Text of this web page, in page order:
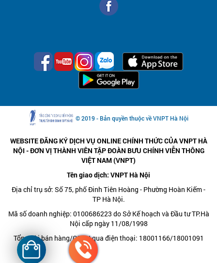
© 2019 - Bản quyền thuộc về VNPT Hà Nội
WEBSITE ĐĂNG KÝ DỊCH VỤ ONLINE CHÍNH THỨC CỦA VNPT HÀ
NỘI - ĐƠN VỊ THÀNH VIÊN TẬP ĐOÀN BƯU CHÍNH VIỄN THÔNG
VIỆT NAM (VNPT)
Tên giao dịch: VNPT Hà Nội
Địa chỉ trụ sở: Số 75, phố Đinh Tiên Hoàng - Phường Hoàn Kiếm -
TP Hà Nội.
Mã số doanh nghiệp: 0100686223 do Sở Kế hoạch và Đầu tư TP.Hà
Nội cấp ngày 11/08/1998
Tổng đài bán hàng/CSKH qua điện thoại: 18001166/18001091